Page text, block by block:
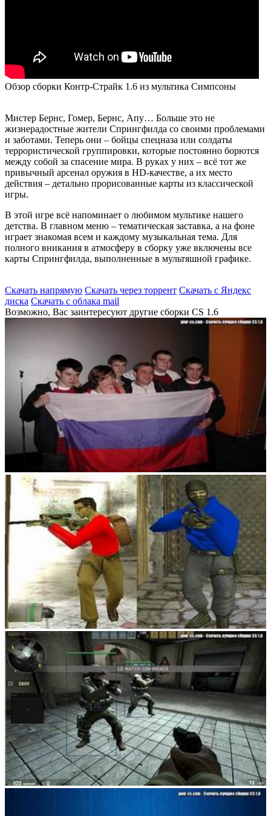
Обзор сборки Контр-Страйк 1.6 из мультика Симпсоны
Мистер Бернс, Гомер, Бернс, Апу… Больше это не
жизнерадостные жители Спрингфилда со своими проблемами
и заботами. Теперь они – бойцы спецназа или солдаты
террористической группировки, которые постоянно борются
между собой за спасение мира. В руках у них – всё тот же
привычный арсенал оружия в HD-качестве, а их место
действия – детально прорисованные карты из классической
игры.
В этой игре всё напоминает о любимом мультике нашего
детства. В главном меню – тематическая заставка, а на фоне
играет знакомая всем и каждому музыкальная тема. Для
полного вникания в атмосферу в сборку уже включены все
карты Спрингфилда, выполненные в мультяшной графике.
Скачать напрямую Скачать через торрент Скачать с Яндекс
диска Скачать с облака mail
Возможно, Вас заинтересуют другие сборки CS 1.6